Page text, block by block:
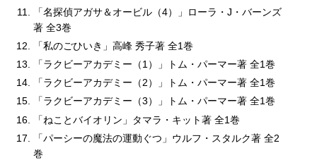
「名探偵アガサ＆オービル（4）」ローラ・J・バーンズ
著 全3巻
「私のごひいき」高峰 秀子著 全1巻
「ラクビーアカデミー（1）」トム・パーマー著 全1巻
「ラクビーアカデミー（2）」トム・パーマー著 全1巻
「ラクビーアカデミー（3）」トム・パーマー著 全1巻
「ねことバイオリン」タマラ・キット著 全1巻
「パーシーの魔法の運動ぐつ」ウルフ・スタルク著 全2
巻